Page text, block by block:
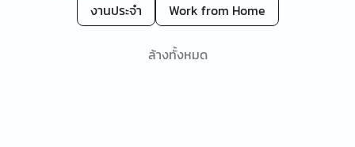
งานประจำ
Work from Home
ล้างทั้งหมด